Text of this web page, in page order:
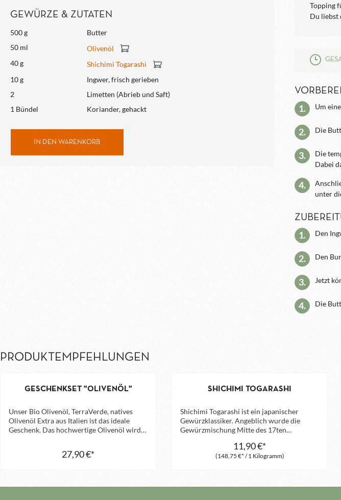
GEWÜRZE & ZUTATEN
500 g
Butter
50 ml
Olivenöl
40 g
Shichimi Togarashi
10 g
Ingwer, frisch gerieben
2
Limetten (Abrieb und Saft)
1 Bündel
Koriander, gehackt
IN DEN WARENKORB
Topping
Du liebst
1. Um
2. Die
3.
Die
Dabei
4.
unter
1. Den
2. Den
3. Jetzt
4. Die
PRODUKTEMPFEHLUNGEN
GESCHENKSET "OLIVENÖL"
Unser Bio Olivenöl, TerraVerde, natives
Olivenöl Extra aus Italien ist das ideale
Geschenk. Das hochwertige Olivenöl wird
sind von außergewöhnlicher Qualität und
Kräuterwürze. Wir empfehlen dieses
27,90 €*
SHICHIMI TOGARASHI
Shichimi Togarashi ist ein japanischer
Gewürzklassiker. Angeblich wurde die
Gewürzmischung Mitte des 17ten
Apotheke als Erkältungsmedizin erfunden.
Begrifflich lässt sich ‚Togarashi' frei als 'rote
sozusagen die japanische Version des
(148,75 €* / 1 Kilogramm)
11,90 €*